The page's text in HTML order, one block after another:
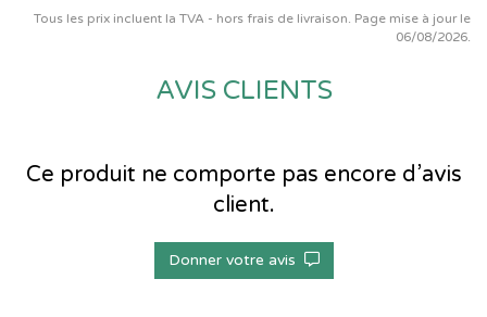
Tous les prix incluent la TVA - hors frais de livraison. Page mise à jour le
06/08/2026.
AVIS CLIENTS
Ce produit ne comporte pas encore d’avis
client.
Donner votre avis